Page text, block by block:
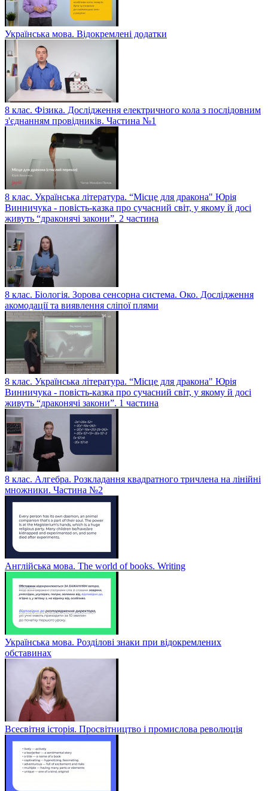
Українська мова. Відокремлені додатки
8 клас. Фізика. Дослідження електричного кола з послідовним
з'єднанням провідників. Частина №1
8 клас. Українська література. “Місце для дракона" Юрія
Винничука - повість-казка про сучасний світ, у якому й досі
живуть “драконячі закони”. 2 частина
8 клас. Біологія. Зорова сенсорна система. Око. Дослідження
акомодації та виявлення сліпої плями
8 клас. Українська література. “Місце для дракона" Юрія
Винничука - повість-казка про сучасний світ, у якому й досі
живуть “драконячі закони”. 1 частина
8 клас. Алгебра. Розкладання квадратного тричлена на лінійні
множники. Частина №2
Англійська мова. The world of books. Writing
Українська мова. Розділові знаки при відокремлених
обставинах
Всесвітня історія. Просвітництво і промислова революція